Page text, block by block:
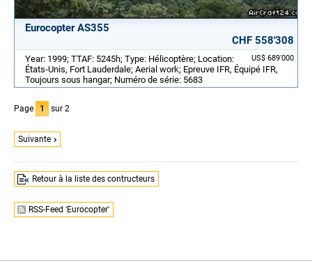
Eurocopter AS355
CHF 558'308
US$ 689'000
Year: 1999; TTAF: 5245h; Type: Hélicoptère; Location:
États-Unis, Fort Lauderdale; Aerial work; Epreuve IFR, Équipé IFR,
Toujours sous hangar; Numéro de série: 5683
Page 1 sur 2
Suivante
Retour à la liste des contructeurs
RSS-Feed 'Eurocopter'